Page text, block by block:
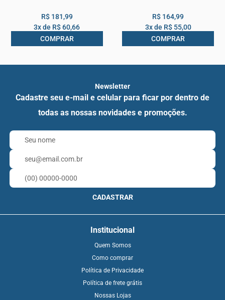
R$ 181,99
3x de R$ 60,66
COMPRAR
R$ 164,99
3x de R$ 55,00
COMPRAR
Newsletter
Cadastre seu e-mail e celular para ficar por dentro de
todas as nossas novidades e promoções.
CADASTRAR
Institucional
Quem Somos
Como comprar
Política de Privacidade
Política de frete grátis
Nossas Lojas